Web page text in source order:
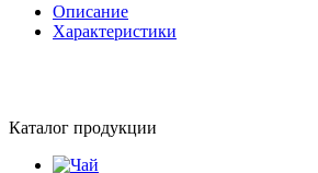
Описание
Характеристики
Каталог продукции